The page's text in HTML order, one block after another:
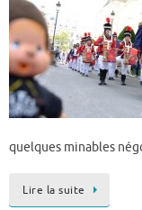
quelques minables
Lire la suite